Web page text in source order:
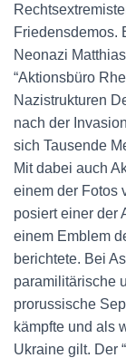
Friedensdemos.
Neonazi
“Aktionsbüro
Nazistrukturen
nach der
sich Tausende
Mit dabei auch
einem der Fotos
posiert einer der
einem Emblem
berichtete. Bei
paramilitärische
prorussische
kämpfte und als
Ukraine gilt. Der